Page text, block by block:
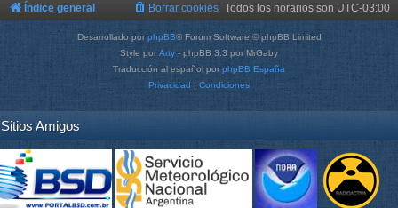
Índice general Todos los horarios son UTC-03:00
Borrar cookies
Desarrollado porphpBB® Forum Software © phpBB Limited
Style por Arty - phpBB 3.3 por MrGaby
Traducción al español por phpBB España
Privacidad | Condiciones
Sitios Amigos